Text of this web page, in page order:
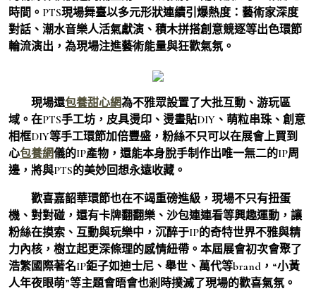
時間。PTS現場舞臺以多元形狀連續引爆熱度：藝術家深度
對話、潮水音樂人活氣獻演、積木拼搭創意競逐等出色環節
輪流演出，為現場注進藝術能量與狂歡氣氛。
現場還包養甜心網為不雅眾設置了大批互動、游玩區
域。在PTS手工坊，皮具燙印、燙畫貼DIY、萌粒串珠、創意
相框DIY等手工環節加倍豐盛，粉絲不只可以在展會上買到
心包養網儀的IP產物，還能本身脫手制作出唯一無二的IP周
邊，將與PTS的美妙回想永遠收藏。
歡喜嘉韶華環節也在不竭重磅進級，現場不只有扭蛋
機、對對碰，還有卡牌翻翻樂、沙包連連看等興趣運動，讓
粉絲在摸索、互動與玩樂中，沉醉于IP的奇特世界不雅與精
力內核，樹立起更深條理的感情紐帶。本屆展會初次會聚了
浩繁國際著名IP鉅子如迪士尼、舉世、萬代等brand，“小黃
人年夜眼萌”等主題會晤會也剎時撲滅了現場的歡喜氣氛。